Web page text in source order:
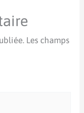
Les champs